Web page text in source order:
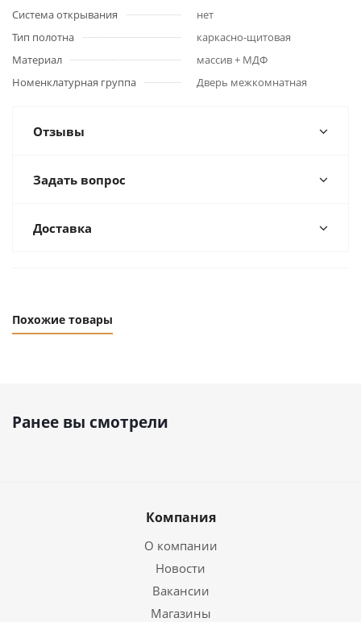
Система открывания
нет
Тип полотна
каркасно-щитовая
Материал
массив + МДФ
Номенклатурная группа
Дверь межкомнатная
Отзывы
Задать вопрос
Доставка
Похожие товары
Ранее вы смотрели
Компания
О компании
Новости
Вакансии
Магазины